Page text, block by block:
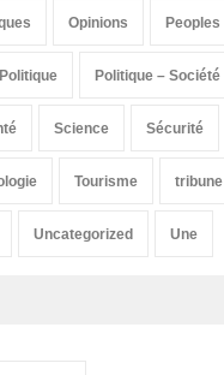
Opinions Peoples
Politique Politique – Société
Science Sécurité
Tourisme tribune
Uncategorized Une